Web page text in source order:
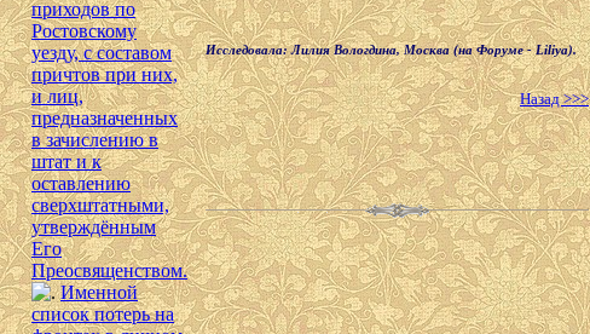
приходов по
Ростовскому
уезду, с составом
причтов при них,
и лиц,
предназначенных
в зачислению в
штат и к
оставлению
сверхштатными,
утверждённым
Его
Преосвященством.
Именной
список потерь на
Исследовала: Лилия Вологдина, Москва (на Форуме - Liliya).
Назад >>>